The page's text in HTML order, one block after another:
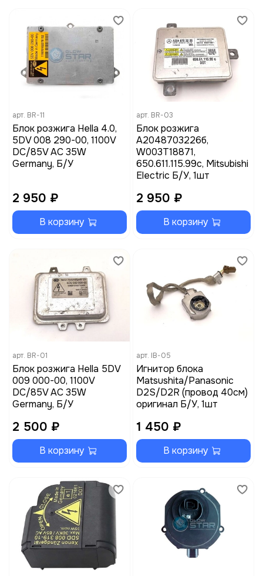
арт. BR-11
Блок розжига Hella 4.0,
5DV 008 290-00, 1100V
DC/85V AC 35W
Germany, Б/У
2 950 ₽
В корзину
арт. BR-03
Блок розжига
A2048703226б,
W003T18871,
650.611.115.99c, Mitsubishi
Electric Б/У, 1шт
2 950 ₽
В корзину
арт. BR-01
Блок розжига Hella 5DV
009 000-00, 1100V
DC/85V AC 35W
Germany, Б/У
2 500 ₽
В корзину
арт. IB-05
Игнитор блока
Matsushita/Panasonic
D2S/D2R (провод 40см)
оригинал Б/У, 1шт
1 450 ₽
В корзину